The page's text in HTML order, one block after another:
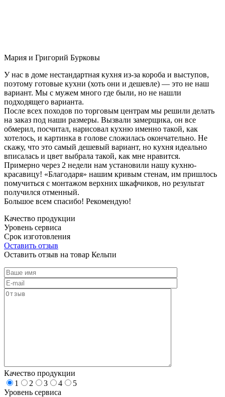
Мария и Григорий Бурковы
У нас в доме нестандартная кухня из-за короба и выступов,
поэтому готовые кухни (хоть они и дешевле) — это не наш
вариант. Мы с мужем много где были, но не нашли
подходящего варианта.
После всех походов по торговым центрам мы решили делать
на заказ под наши размеры. Вызвали замерщика, он все
обмерил, посчитал, нарисовал кухню именно такой, как
хотелось, и картинка в голове сложилась окончательно. Не
скажу, что это самый дешевый вариант, но кухня идеально
вписалась и цвет выбрала такой, как мне нравится.
Примерно через 2 недели нам установили нашу кухню-
красавицу! «Благодаря» нашим кривым стенам, им пришлось
помучиться с монтажом верхних шкафчиков, но результат
получился отменный.
Большое всем спасибо! Рекомендую!
Качество продукции
Уровень сервиса
Срок изготовления
Оставить отзыв
Оставить отзыв на товар Кельпи
Качество продукции
1
2 3 4
5
Уровень сервиса